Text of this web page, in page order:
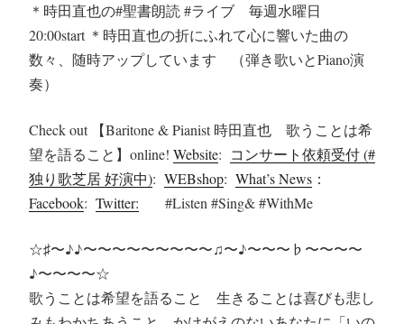
＊時田直也の#聖書朗読 #ライブ 毎週水曜日
20:00start ＊時田直也の折にふれて心に響いた曲の
数々、随時アップしています （弾き歌いとPiano演
奏）
Check out 【Baritone & Pianist 時田直也 歌うことは希
望を語ること】online! Website: コンサート依頼受付 (#
独り歌芝居 好演中): WEBshop: What’s News ：
Facebook: Twitter: #Listen #Sing& #WithMe
☆♯〜♪♪〜〜〜〜〜〜〜〜〜♫〜♪〜〜〜♭〜〜〜〜
♪〜〜〜〜☆
歌うことは希望を語ること 生きることは喜びも悲し